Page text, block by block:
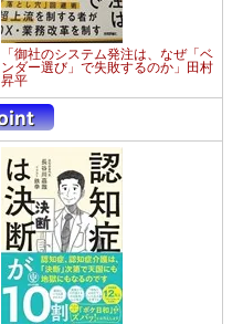
「御社のシステム発注は、なぜ「ベ
ンダー選び」で失敗するのか」田村
昇平